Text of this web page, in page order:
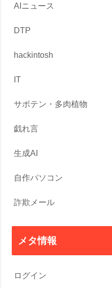
AIニュース
DTP
hackintosh
IT
サボテン・多肉植物
戯れ言
生成AI
自作パソコン
詐欺メール
メタ情報
ログイン